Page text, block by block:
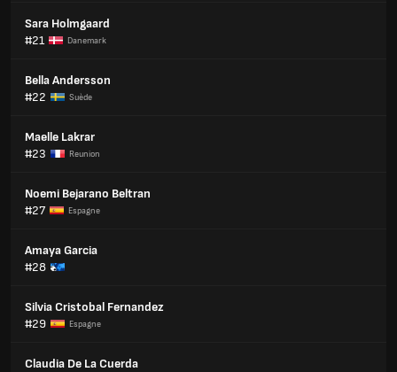
Sara Holmgaard
#21
Danemark
Bella Andersson
#22
Suède
Maelle Lakrar
#23
Reunion
Noemi Bejarano Beltran
#27
Espagne
Amaya Garcia
#28
Silvia Cristobal Fernandez
#29
Espagne
Claudia De La Cuerda